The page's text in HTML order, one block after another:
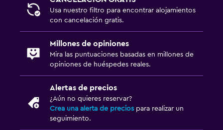
Usa nuestro filtro para encontrar alojamientos
con cancelación gratis.
Millones de opiniones
Mira las puntuaciones basadas en millones de
opiniones de huéspedes reales.
Alertas de precios
¿Aún no quieres reservar?
Crea una alerta de precios para realizar un
seguimiento.